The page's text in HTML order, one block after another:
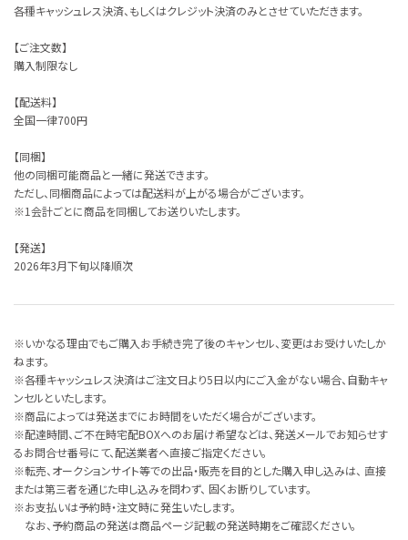
各種キャッシュレス決済、もしくはクレジット決済のみとさせていただきます。
【ご注文数】
購入制限なし
【配送料】
全国一律700円
【同梱】
他の同梱可能商品と一緒に発送できます。
ただし、同梱商品によっては配送料が上がる場合がございます。
※1会計ごとに商品を同梱してお送りいたします。
【発送】
2026年3月下旬以降順次
※いかなる理由でもご購入お手続き完了後のキャンセル、変更はお受けいたしか
ねます。
※各種キャッシュレス決済はご注文日より5日以内にご入金がない場合、自動キャ
ンセルといたします。
※商品によっては発送までにお時間をいただく場合がございます。
※配達時間、ご不在時宅配BOXへのお届け希望などは、発送メールでお知らせす
るお問合せ番号にて、配送業者へ直接ご指定ください。
※転売、オークションサイト等での出品・販売を目的とした購入申し込みは、 直接
または第三者を通じた申し込みを問わず、 固くお断りしています。
※お支払いは予約時・注文時に発生いたします。
なお、予約商品の発送は商品ページ記載の発送時期をご確認ください。